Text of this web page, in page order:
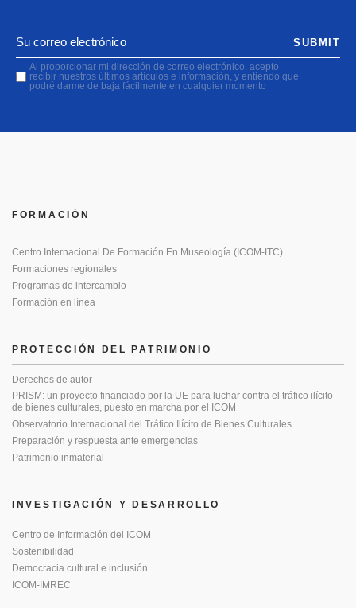
Al proporcionar mi dirección de correo electrónico, acepto
recibir nuestros últimos artículos e información, y entiendo que
podré darme de baja fácilmente en cualquier momento
SUBMIT
PROTECCIÓN DEL PATRIMONIO
Derechos de autor
PRISM: un proyecto financiado por la UE para luchar contra el tráfico ilícito
de bienes culturales, puesto en marcha por el ICOM
Observatorio Internacional del Tráfico Ilícito de Bienes Culturales
Preparación y respuesta ante emergencias
Patrimonio inmaterial
FORMACIÓN
Centro Internacional De Formación En Museología (ICOM-ITC)
Formaciones regionales
Programas de intercambio
Formación en línea
INVESTIGACIÓN Y DESARROLLO
Centro de Información del ICOM
Sostenibilidad
Democracia cultural e inclusión
ICOM-IMREC